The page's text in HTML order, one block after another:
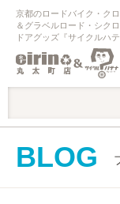
京都のロードバイク・ク
＆グラベルロード・シク
ドアグッズ『サイクルハテ
BLOG